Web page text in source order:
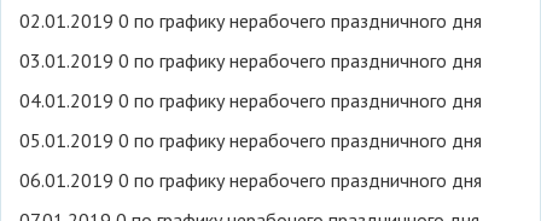
02.01.2019 0 по графику нерабочего праздничного дня
03.01.2019 0 по графику нерабочего праздничного дня
04.01.2019 0 по графику нерабочего праздничного дня
05.01.2019 0 по графику нерабочего праздничного дня
06.01.2019 0 по графику нерабочего праздничного дня